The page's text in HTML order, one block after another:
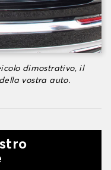
dimostrativo, il
vostra auto.